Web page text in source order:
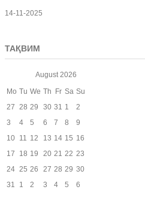
14-11-2025
ТАҚВИМ
August 2026
Mo Tu We Th Fr Sa Su
27 28 29 30 31 1
2
3
4 5 6 7 8
9
10 11 12 13 14 15 16
17
18 19 20 21 22 23
24 25 26 27 28 29 30
31
1 2 3 4 5 6